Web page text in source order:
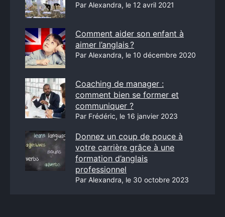
Par Alexandra, le 12 avril 2021
Comment aider son enfant à
aimer l’anglais ?
Par Alexandra, le 10 décembre 2020
Coaching de manager :
comment bien se former et
communiquer ?
Par Frédéric, le 16 janvier 2023
Donnez un coup de pouce à
votre carrière grâce à une
formation d’anglais
professionnel
Par Alexandra, le 30 octobre 2023